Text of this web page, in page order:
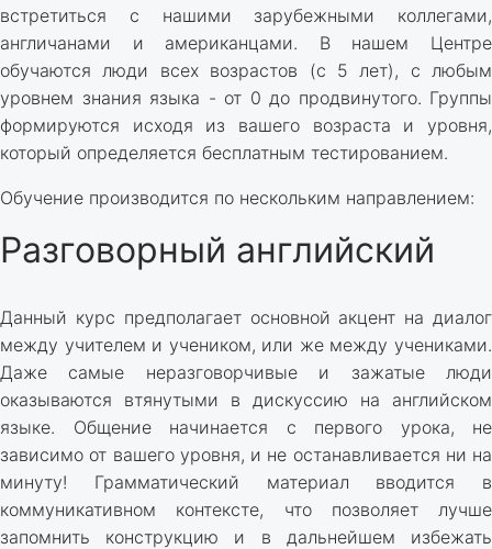
встретиться с нашими зарубежными коллегами,
англичанами и американцами. В нашем Центре
обучаются люди всех возрастов (с 5 лет), с любым
уровнем знания языка - от 0 до продвинутого. Группы
формируются исходя из вашего возраста и уровня,
который определяется бесплатным тестированием.
Обучение производится по нескольким направлением:
Разговорный английский
Данный курс предполагает основной акцент на диалог
между учителем и учеником, или же между учениками.
Даже самые неразговорчивые и зажатые люди
оказываются втянутыми в дискуссию на английском
языке. Общение начинается с первого урока, не
зависимо от вашего уровня, и не останавливается ни на
минуту! Грамматический материал вводится в
коммуникативном контексте, что позволяет лучше
запомнить конструкцию и в дальнейшем избежать